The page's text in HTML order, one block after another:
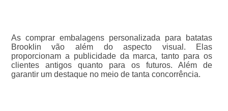
As comprar embalagens personalizada para batatas
Brooklin vão além do aspecto visual. Elas
proporcionam a publicidade da marca, tanto para os
clientes antigos quanto para os futuros. Além de
garantir um destaque no meio de tanta concorrência.